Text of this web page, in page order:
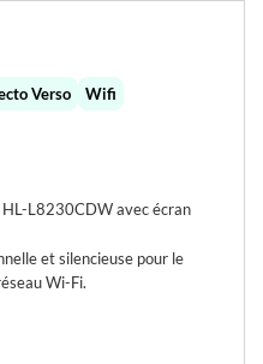
Verso Wifi
L8230CDW avec écran
et silencieuse pour le
Wi-Fi.